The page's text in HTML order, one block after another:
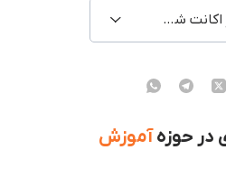
Plus / شارژ اکانت شخصی
در حوزهآموزش